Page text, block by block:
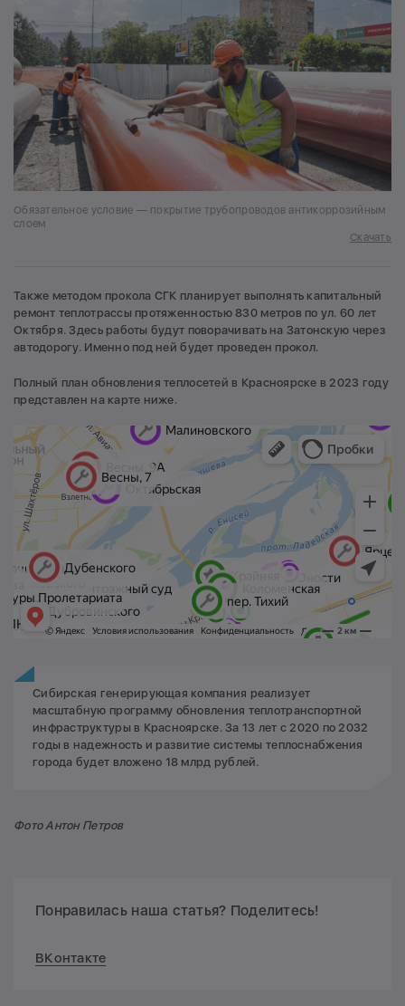
Обязательное условие — покрытие трубопроводов антикоррозийным
слоем
Скачать
Также методом прокола СГК планирует выполнять капитальный
ремонт теплотрассы протяженностью 830 метров по ул. 60 лет
Октября. Здесь работы будут поворачивать на Затонскую через
автодорогу. Именно под ней будет проведен прокол.
Полный план обновления теплосетей в Красноярске в 2023 году
представлен на карте ниже.
Сибирская генерирующая компания реализует
масштабную программу обновления теплотранспортной
инфраструктуры в Красноярске. За 13 лет с 2020 по 2032
годы в надежность и развитие системы теплоснабжения
города будет вложено 18 млрд рублей.
Фото Антон Петров
Понравилась наша статья? Поделитесь!
ВКонтакте